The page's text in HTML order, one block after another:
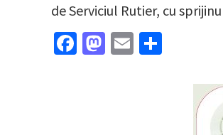
de Serviciul Rutier, cu
Facebook
Mastodon
Email